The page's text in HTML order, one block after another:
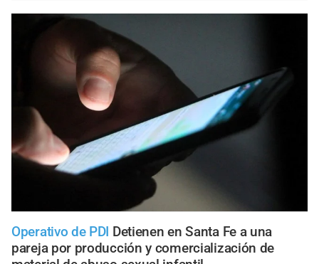
Operativo de PDI Detienen en Santa Fe a una
pareja por producción y comercialización de